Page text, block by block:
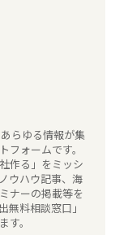
らゆる情報が集
ォームです。
作る」をミッシ
ウハウ記事、海
ナーの掲載等を
無料相談窓口」
。